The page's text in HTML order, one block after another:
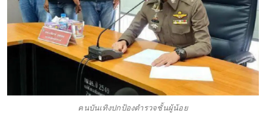
คนบันเทิงปกป้องตำรวจชั้นผู้น้อย